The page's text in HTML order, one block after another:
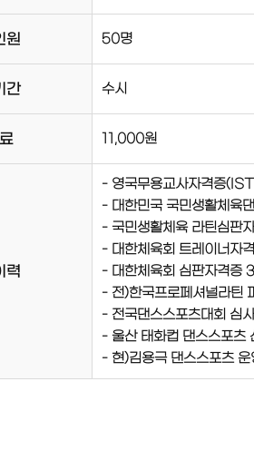
원 50명
간 수시
11,000원
력
- 영국무용교사자격증
- 대한민국 국민생활체육
- 국민생활체육 라틴심판
- 대한체육회 트레이너자
- 대한체육회 심판자격증
- 전)한국프로페셔널라틴
- 전국댄스스포츠대회 심
- 울산 태화컵 댄스스포
- 현)김용극 댄스스포츠 운